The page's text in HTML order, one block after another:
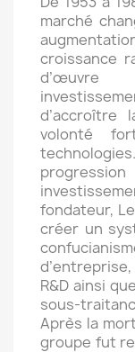
marché
croissance
d’accroître
volonté
fondateur,
créer un
R&D ainsi
sous-
Après la
groupe fut